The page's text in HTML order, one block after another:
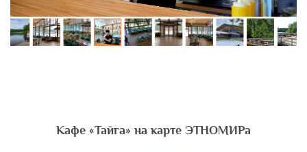
Кафе «Тайга» на карте ЭТНОМИРа